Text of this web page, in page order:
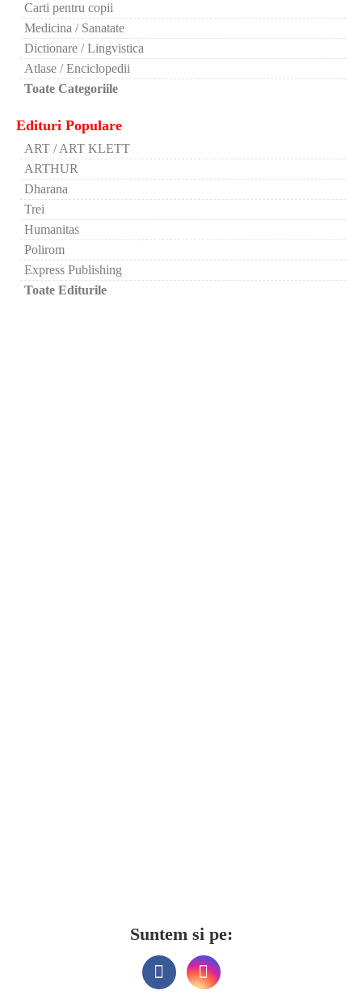
Carti pentru copii
Medicina / Sanatate
Dictionare / Lingvistica
Atlase / Enciclopedii
Toate Categoriile
Edituri Populare
ART / ART KLETT
ARTHUR
Dharana
Trei
Humanitas
Polirom
Express Publishing
Toate Editurile
Suntem si pe: